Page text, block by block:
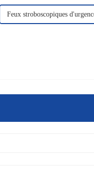
Feux stroboscopiques